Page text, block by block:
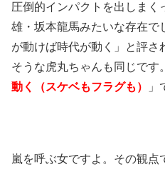
圧倒的インパクトを出しま
雄・坂本龍馬みたいな存在で
が動けば時代が動く」と評さ
そうな虎丸ちゃんも同じです
動く（スケベもフラグも）
」
嵐を呼ぶ女ですよ。その観